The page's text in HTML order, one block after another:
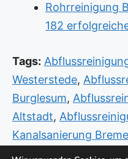
Rohrreinigung
182
Tags:
Westerstede,
Burglesum,
Altstadt,
Kanalsanierung
Kanalsanierung Syke